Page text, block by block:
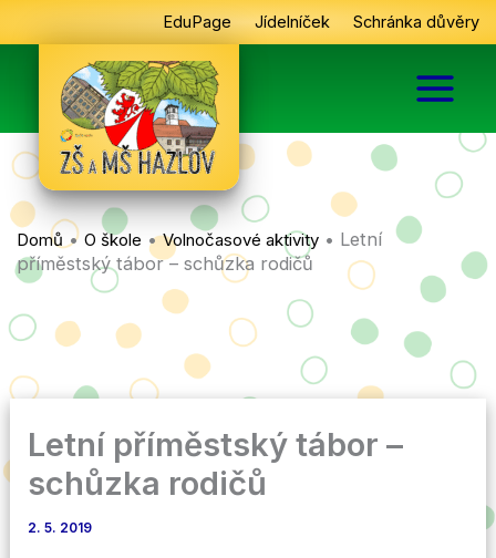
na
EduPage Jídelníček Schránka důvěry
Domů • O škole •Volnočasové aktivity • Letní
příměstský tábor – schůzka rodičů
Letní příměstský tábor –
schůzka rodičů
2. 5. 2019